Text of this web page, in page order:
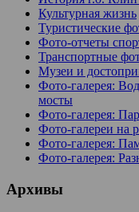
Культурная жизнь
Туристические
Фото-отчеты
Транспортные
Музеи и
Фото-галерея:
мосты
Фото-галерея:
Фото-галереи на
Фото-галерея:
Фото-галерея:
Архивы